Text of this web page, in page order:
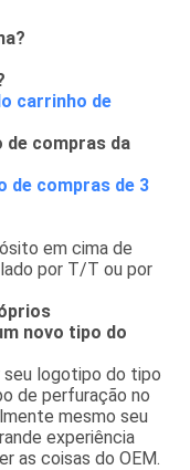
carrinho de
de compras da
de compras de 3
em cima de
por T/T ou por
novo tipo do
seu logotipo do tipo
de perfuração no
mesmo seu
experiência
as coisas do OEM.